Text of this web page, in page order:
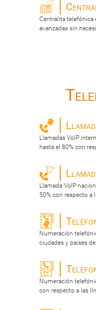
Centralita telefónica
avanzadas sin
Llamadas VoIP
hasta el 80% con
Llamada VoIP
50% con respecto a
Numeración
ciudades y paises
Numeración
con respecto a las